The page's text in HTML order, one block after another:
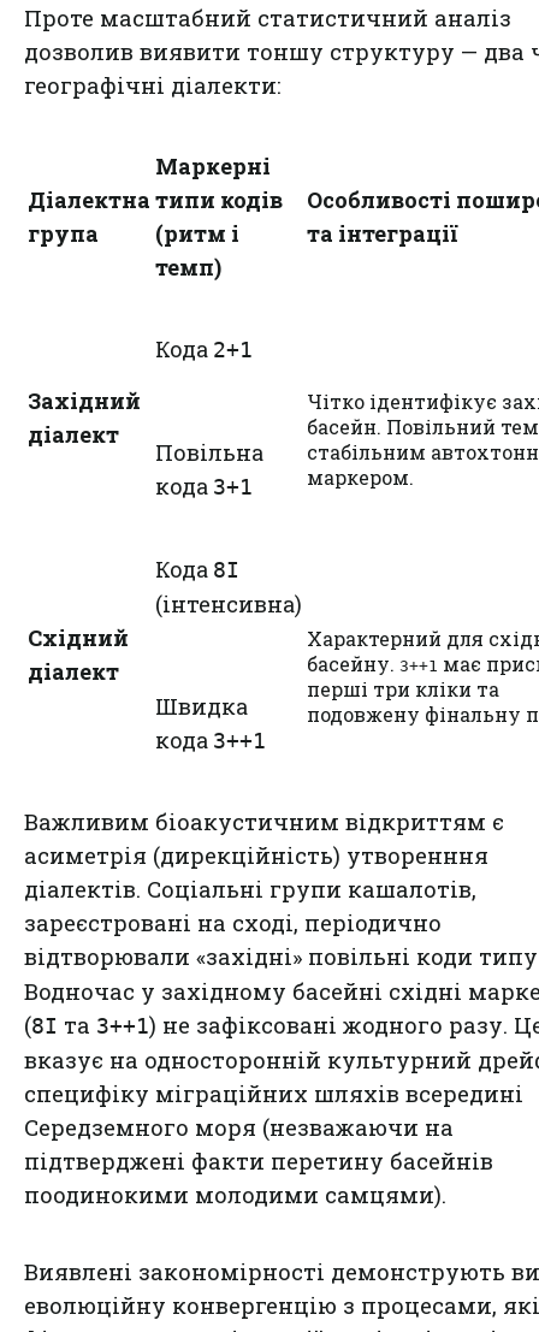
Проте масштабний статистичний аналіз
дозволив виявити тоншу структуру — два
географічні діалекти:
Діалектна
група
Маркерні
типи кодів
(ритм і
темп)
Особливості
та інтеграції
Західний
діалект
Кода 2+1
Повільна
кода 3+1
Чітко ідентифікує
басейн. Повільний
стабільним
маркером.
Східний
діалект
Кода 8I
(інтенсивна)
Швидка
кода 3++1
Характерний для
басейну. 3++1 має
перші три кліки та
подовжену фінальну
Важливим біоакустичним відкриттям є
асиметрія (дирекційність) утворенння
діалектів. Соціальні групи кашалотів,
зареєстровані на сході, періодично
відтворювали «західні» повільні коди
Водночас у західному басейні східні
(8I та 3++1) не зафіксовані жодного разу.
вказує на односторонній культурний
специфіку міграційних шляхів всередині
Середземного моря (незважаючи на
підтверджені факти перетину басейнів
поодинокими молодими самцями).
Виявлені закономірності демонструють
еволюційну конвергенцію з процесами, які